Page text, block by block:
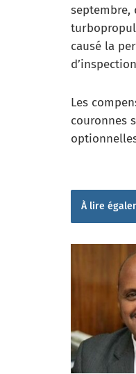
causé la
Les
couronnes
À lire